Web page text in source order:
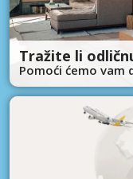
Tražite li
Pomoći ćemo vam